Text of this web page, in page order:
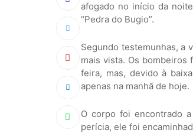
afogado no início da
“Pedra do Bugio”.
Segundo testemunhas, a
mais vista. Os bombeiros
feira, mas, devido à
apenas na manhã de hoje.
O corpo foi encontrado
perícia, ele foi